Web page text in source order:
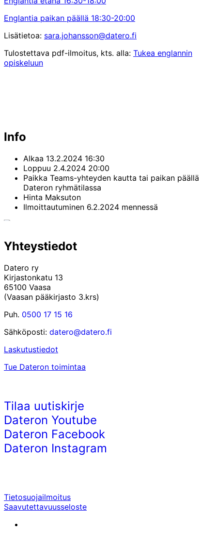
Englantia paikan päällä 18:30-20:00
Lisätietoa: sara.johansson@datero.fi
Tulostettava pdf-ilmoitus, kts. alla: Tukea englannin
opiskeluun
Info
Alkaa 13.2.2024 16:30
Loppuu 2.4.2024 20:00
Paikka Teams-yhteyden kautta tai paikan päällä
Dateron ryhmätilassa
Hinta Maksuton
Ilmoittautuminen 6.2.2024 mennessä
Yhteystiedot
Datero ry
Kirjastonkatu 13
65100 Vaasa
(Vaasan pääkirjasto 3.krs)
Puh. 0500 17 15 16
Sähköposti: datero@datero.fi
Laskutustiedot
Tue Dateron toimintaa
Tilaa uutiskirje
Dateron Youtube
Dateron Facebook
Dateron Instagram
Tietosuojailmoitus
Saavutettavuusseloste